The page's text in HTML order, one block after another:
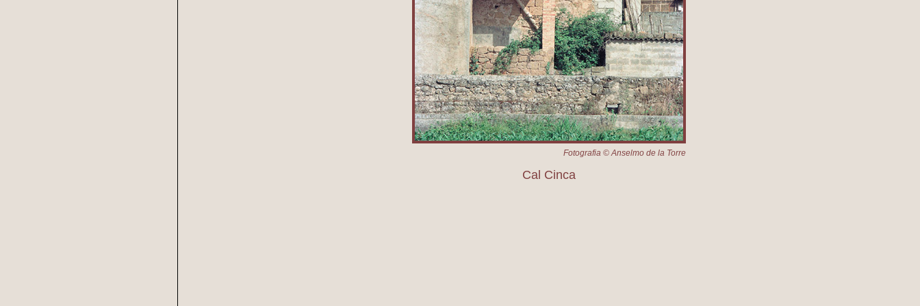
Fotografia © Anselmo de la Torre
Cal Cinca